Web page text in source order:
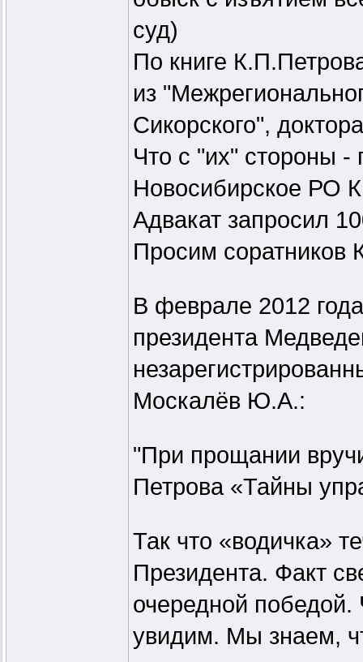
суд)
По книге
из
Сикорского",
Что с "их" стороны -
Новосибирское РО
Адвакат запросил
Просим соратников
В феврале 2012
президента
Москалёв Ю.А.:
"При прощании
Петрова «Тайны
Так что «водичка»
Президента. Факт
очередной победой.
увидим. Мы знаем,